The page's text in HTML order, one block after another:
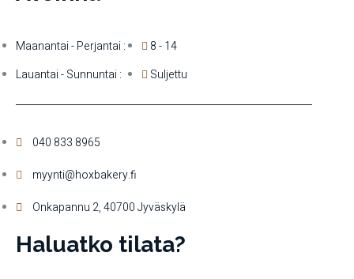
Maanantai - Perjantai :
Lauantai - Sunnuntai :
8 - 14
Suljettu
040 833 8965
myynti@hoxbakery.fi
Onkapannu 2, 40700 Jyväskylä
Haluatko tilata?